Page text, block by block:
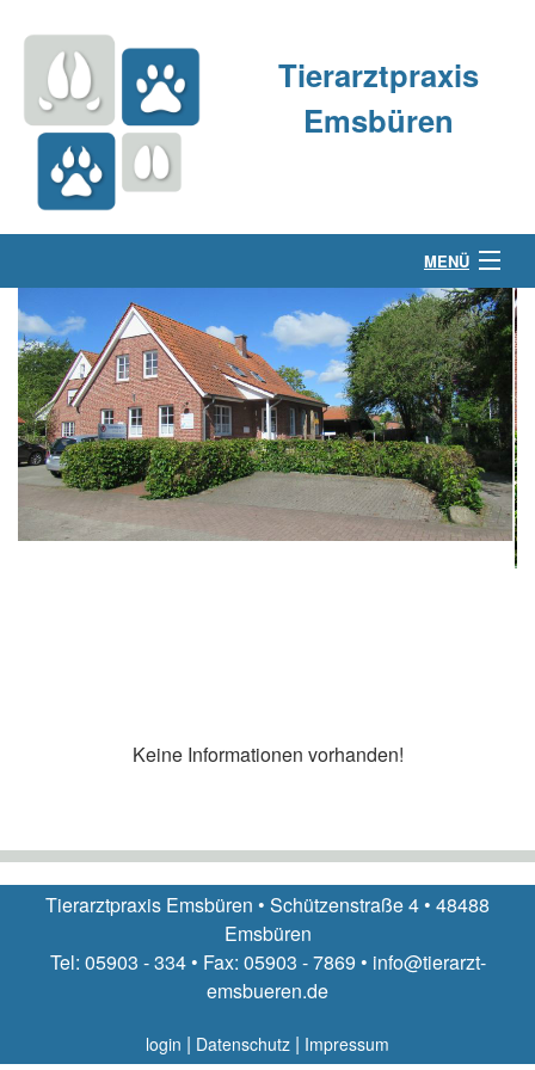
Tierarztpraxis
Emsbüren
MENÜ
Über uns
Kleintierpraxis
Großtierpraxis
Kontakt & Anfahrt
Keine Informationen vorhanden!
Tierarztpraxis Emsbüren • Schützenstraße 4 • 48488
Emsbüren
Tel: 05903 - 334 • Fax: 05903 - 7869 • info@tierarzt-
emsbueren.de
login | Datenschutz | Impressum